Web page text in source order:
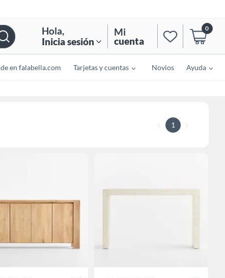
Hola,
Inicia sesión
Mi
cuenta
0
en falabella.com Tarjetas y cuentas Novios Ayuda
1